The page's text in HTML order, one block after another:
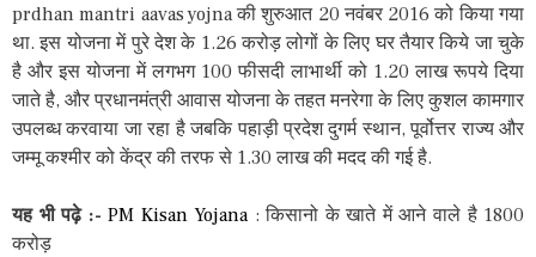
prdhan mantri aavas yojna की शुरुआत 20 नवंबर 2016 को किया गया
था. इस योजना में पुरे देश के 1.26 करोड़ लोगों के लिए घर तैयार किये जा चुके
है और इस योजना में लगभग 100 फीसदी लाभार्थी को 1.20 लाख रूपये दिया
जाते है, और प्रधानमंत्री आवास योजना के तहत मनरेगा के लिए कुशल कामगार
उपलब्ध करवाया जा रहा है जबकि पहाड़ी प्रदेश दुगर्म स्थान, पूर्वोत्तर राज्य और
जम्मू कश्मीर को केंद्र की तरफ से 1.30 लाख की मदद की गई है.
यह भी पढ़े :- PM Kisan Yojana: किसानो के खाते में आने वाले है 1800
करोड़